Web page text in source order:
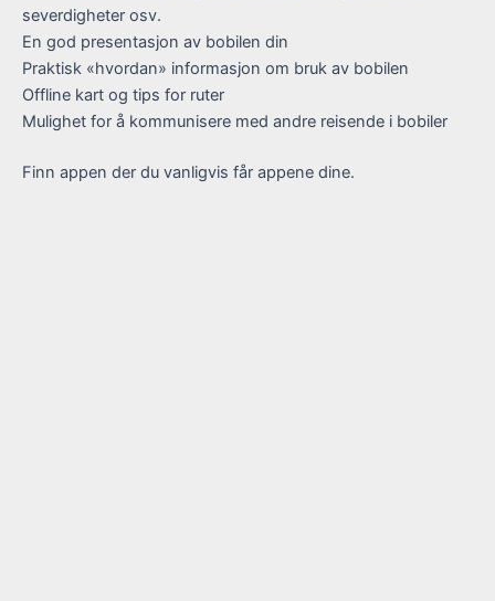
severdigheter osv.
En god presentasjon av bobilen din
Praktisk «hvordan» informasjon om bruk av bobilen
Offline kart og tips for ruter
Mulighet for å kommunisere med andre reisende i bobiler
Finn appen der du vanligvis får appene dine.